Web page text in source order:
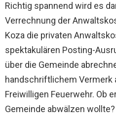
Richtig spannend wird es
Verrechnung der
Koza die privaten
spektakulären Posting-
über die Gemeinde
handschriftlichem Vermerk
Freiwilligen Feuerwehr. Ob
Gemeinde abwälzen